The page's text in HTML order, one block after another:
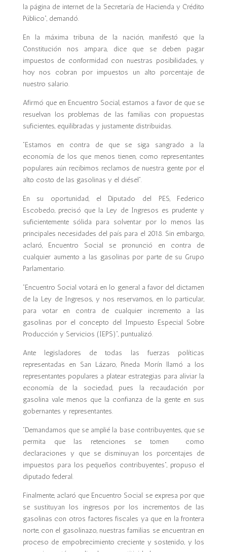
la página de internet de la Secretaría de Hacienda y Crédito
Público”, demandó.
En la máxima tribuna de la nación, manifestó que la
Constitución nos ampara, dice que se deben pagar
impuestos de conformidad con nuestras posibilidades, y
hoy nos cobran por impuestos un alto porcentaje de
nuestro salario.
Afirmó que en Encuentro Social, estamos a favor de que se
resuelvan los problemas de las familias con propuestas
suficientes, equilibradas y justamente distribuidas.
“Estamos en contra de que se siga sangrado a la
economía de los que menos tienen, como representantes
populares aún recibimos reclamos de nuestra gente por el
alto costo de las gasolinas y el diésel”.
En su oportunidad, el Diputado del PES, Federico
Escobedo, precisó que la Ley de Ingresos es prudente y
suficientemente sólida para solventar por lo menos las
principales necesidades del país para el 2018. Sin embargo,
aclaró, Encuentro Social se pronunció en contra de
cualquier aumento a las gasolinas por parte de su Grupo
Parlamentario.
“Encuentro Social votará en lo general a favor del dictamen
de la Ley de Ingresos, y nos reservamos, en lo particular,
para votar en contra de cualquier incremento a las
gasolinas por el concepto del Impuesto Especial Sobre
Producción y Servicios (IEPS)”, puntualizó.
Ante legisladores de todas las fuerzas políticas
representadas en San Lázaro, Pineda Morín llamó a los
representantes populares a platear estrategias para aliviar la
economía de la sociedad, pues la recaudación por
gasolina vale menos que la confianza de la gente en sus
gobernantes y representantes.
“Demandamos que se amplié la base contribuyentes, que se
permita que las retenciones se tomen como
declaraciones y que se disminuyan los porcentajes de
impuestos para los pequeños contribuyentes”, propuso el
diputado federal.
Finalmente, aclaró que Encuentro Social se expresa por que
se sustituyan los ingresos por los incrementos de las
gasolinas con otros factores fiscales ya que en la frontera
norte, con el gasolinazo, nuestras familias se encuentran en
proceso de empobrecimiento creciente y sostenido, y los